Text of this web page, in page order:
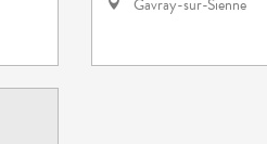
Gavray-sur-Sienne